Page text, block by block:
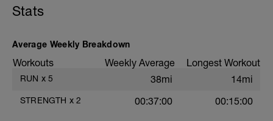
Stats
Average Weekly Breakdown
Workouts Weekly Average Longest Workout
RUN x 5 38mi 14mi
STRENGTH x 2 00:37:00 00:15:00